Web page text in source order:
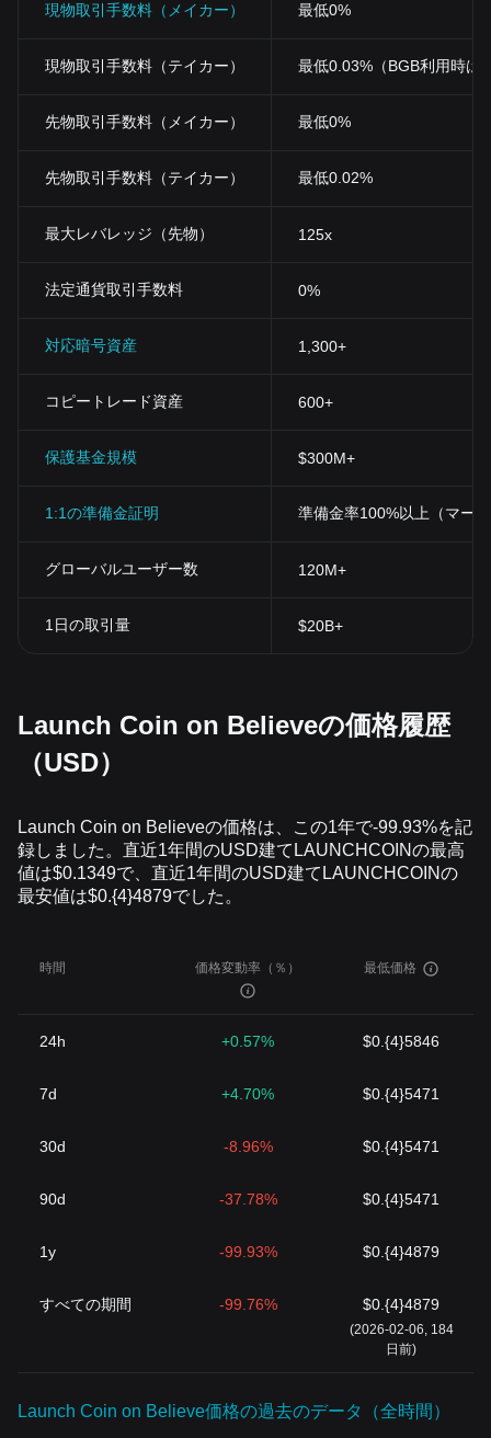
現物取引手数料（メイカー） 最低0%
現物取引手数料（テイカー） 最低0.03%（BGB利用時は
先物取引手数料（メイカー） 最低0%
先物取引手数料（テイカー） 最低0.02%
最大レバレッジ（先物） 125x
法定通貨取引手数料 0%
対応暗号資産 1,300+
コピートレード資産 600+
保護基金規模 $300M+
1:1の準備金証明 準備金率100%以上（マー
グローバルユーザー数 120M+
1日の取引量 $20B+
Launch Coin on Believeの価格履歴
（USD）
Launch Coin on Believeの価格は、この1年で-99.93%を記
録しました。直近1年間のUSD建てLAUNCHCOINの最高
値は$0.1349で、直近1年間のUSD建てLAUNCHCOINの
最安値は$0.{4}4879でした。
時間 価格変動率（％） 最低価格
24h +0.57% $0.{4}5846
7d +4.70% $0.{4}5471
30d -8.96% $0.{4}5471
90d -37.78% $0.{4}5471
1y -99.93% $0.{4}4879
すべての期間 -99.76% $0.{4}4879
(2026-02-06, 184
日前)
Launch Coin on Believe価格の過去のデータ（全時間）